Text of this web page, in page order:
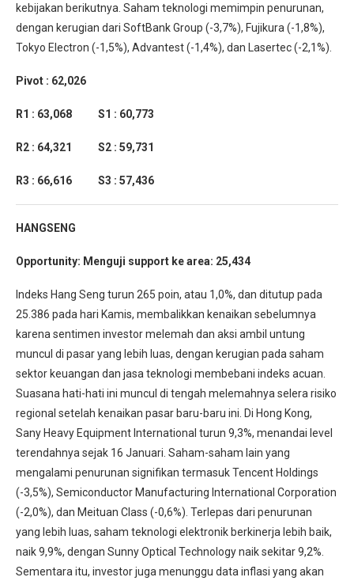
kebijakan berikutnya. Saham teknologi memimpin penurunan,
dengan kerugian dari SoftBank Group (-3,7%), Fujikura (-1,8%),
Tokyo Electron (-1,5%), Advantest (-1,4%), dan Lasertec (-2,1%).
Pivot : 62,026
R1 : 63,068 S1 : 60,773
R2 : 64,321 S2 : 59,731
R3 : 66,616 S3 : 57,436
HANGSENG
Opportunity: Menguji support ke area: 25,434
Indeks Hang Seng turun 265 poin, atau 1,0%, dan ditutup pada
25.386 pada hari Kamis, membalikkan kenaikan sebelumnya
karena sentimen investor melemah dan aksi ambil untung
muncul di pasar yang lebih luas, dengan kerugian pada saham
sektor keuangan dan jasa teknologi membebani indeks acuan.
Suasana hati-hati ini muncul di tengah melemahnya selera risiko
regional setelah kenaikan pasar baru-baru ini. Di Hong Kong,
Sany Heavy Equipment International turun 9,3%, menandai level
terendahnya sejak 16 Januari. Saham-saham lain yang
mengalami penurunan signifikan termasuk Tencent Holdings
(-3,5%), Semiconductor Manufacturing International Corporation
(-2,0%), dan Meituan Class (-0,6%). Terlepas dari penurunan
yang lebih luas, saham teknologi elektronik berkinerja lebih baik,
naik 9,9%, dengan Sunny Optical Technology naik sekitar 9,2%.
Sementara itu, investor juga menunggu data inflasi yang akan